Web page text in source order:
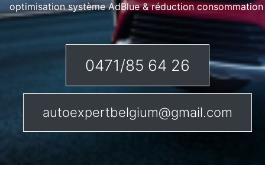
optimisation système AdBlue & réduction consommation
0471/85 64 26
autoexpertbelgium@gmail.com